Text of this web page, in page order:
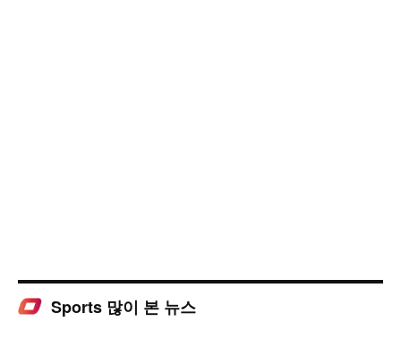
Sports 많이 본 뉴스